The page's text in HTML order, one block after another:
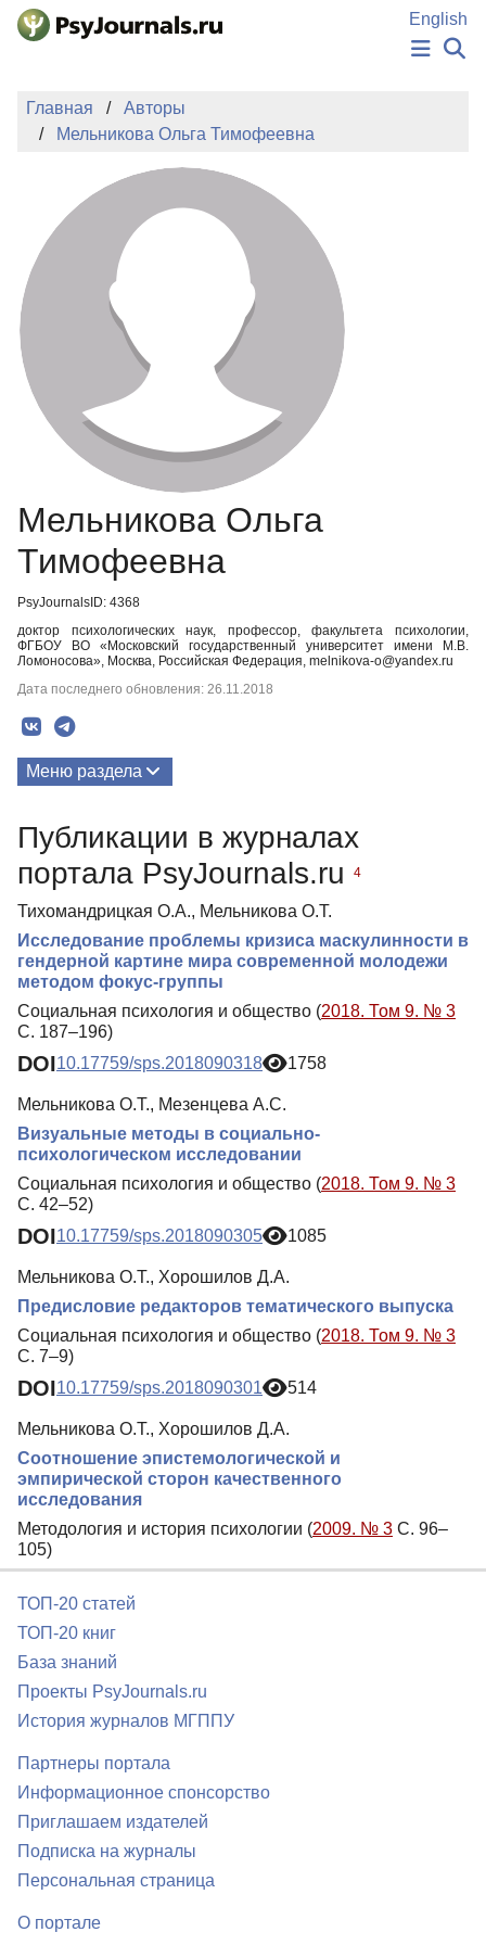
Перейти к основному содержанию
English
ИЗДАНИЯ
АВТОРЫ
ПОДАТЬ РУКОПИСЬ
БАЗА ЗНАНИЙ
КЛЮЧЕВЫЕ СЛОВА
Регистрация
Главная
Авторы
Мельникова Ольга Тимофеевна
Мельникова Ольга
Тимофеевна
PsyJournalsID: 4368
доктор психологических наук, профессор, факультета психологии,
ФГБОУ ВО «Московский государственный университет имени М.В.
Ломоносова», Москва, Российская Федерация, melnikova-o@yandex.ru
Дата последнего обновления: 26.11.2018
Меню раздела
Публикации в журналах
портала PsyJournals.ru
4
Тихомандрицкая О.А., Мельникова О.Т.
Исследование проблемы кризиса маскулинности в
гендерной картине мира современной молодежи
методом фокус-группы
Социальная психология и общество (2018. Том 9. № 3
С. 187–196)
DOI10.17759/sps.2018090318 1758
Мельникова О.Т., Мезенцева А.С.
Визуальные методы в социально-
психологическом исследовании
Социальная психология и общество (2018. Том 9. № 3
С. 42–52)
DOI10.17759/sps.2018090305 1085
Мельникова О.Т., Хорошилов Д.А.
Предисловие редакторов тематического выпуска
Социальная психология и общество (2018. Том 9. № 3
С. 7–9)
DOI10.17759/sps.2018090301 514
Мельникова О.Т., Хорошилов Д.А.
Соотношение эпистемологической и
эмпирической сторон качественного
исследования
Методология и история психологии (2009. № 3 С. 96–
105)
ТОП-20 статей
ТОП-20 книг
База знаний
Проекты PsyJournals.ru
История журналов МГППУ
Партнеры портала
Информационное спонсорство
Приглашаем издателей
Подписка на журналы
Персональная страница
О портале